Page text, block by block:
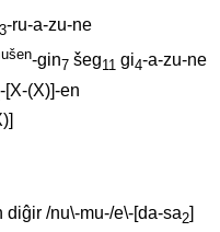
3-ru-a-zu-ne
-gin7 šeg11 gi4-a-zu-ne
-[X-(X)]-en
]
diĝir /nu\-mu-/e\-[da-sa2]